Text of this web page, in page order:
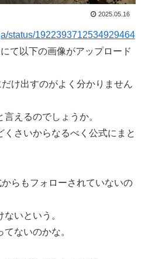
2025.05.16
status/1922393712534929464
て以下の画像がアップロード
け出すのがよく分かりません
えるのでしょうか。
さいからなるべく公式にまと
らもフォローされていないの
いという。
ないのかな。